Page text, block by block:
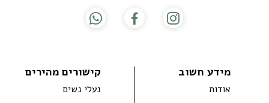
מידע חשוב
אודות
קישורים מהירים
נעלי נשים